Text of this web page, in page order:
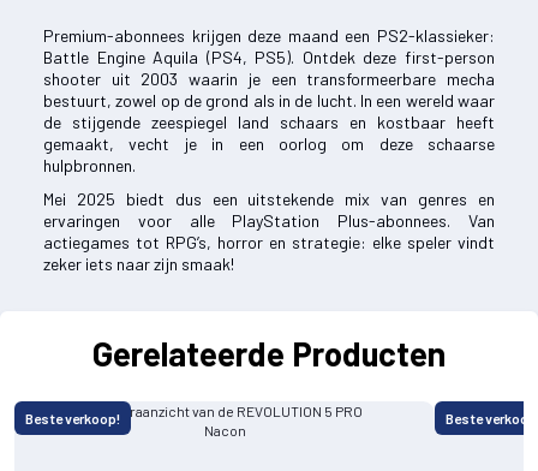
Premium-abonnees krijgen deze maand een PS2-klassieker:
Battle Engine Aquila (PS4, PS5). Ontdek deze first-person
shooter uit 2003 waarin je een transformeerbare mecha
bestuurt, zowel op de grond als in de lucht. In een wereld waar
de stijgende zeespiegel land schaars en kostbaar heeft
gemaakt, vecht je in een oorlog om deze schaarse
hulpbronnen.
Mei 2025 biedt dus een uitstekende mix van genres en
ervaringen voor alle PlayStation Plus-abonnees. Van
actiegames tot RPG’s, horror en strategie: elke speler vindt
zeker iets naar zijn smaak!
Gerelateerde Producten
Beste verkoop! Beste